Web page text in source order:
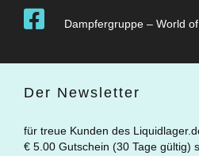
Dampfergruppe – World
Der Newsletter
für treue Kunden des
€ 5.00 Gutschein (30 Tage gültig)